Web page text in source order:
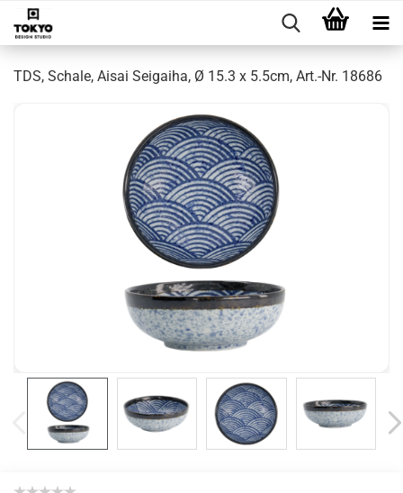
TDS, Schale, Aisai Seigaiha, Ø 15.3 x 5.5cm, Art.-Nr. 18686